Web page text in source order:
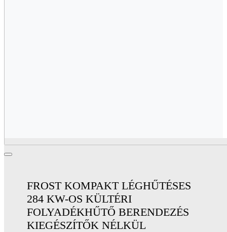
FROST KOMPAKT LÉGHŰTÉSES
284 KW-OS KÜLTÉRI
FOLYADÉKHŰTŐ BERENDEZÉS
KIEGÉSZÍTŐK NÉLKÜL